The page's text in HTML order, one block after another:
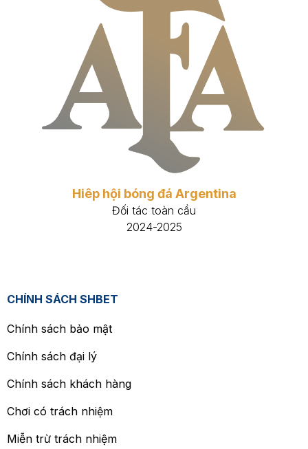
Hiêp hội bóng đá Argentina
Đối tác toàn cầu
2024-2025
CHÍNH SÁCH SHBET
Chính sách bảo mật
Chính sách đại lý
Chính sách khách hàng
Chơi có trách nhiệm
Miễn trừ trách nhiệm